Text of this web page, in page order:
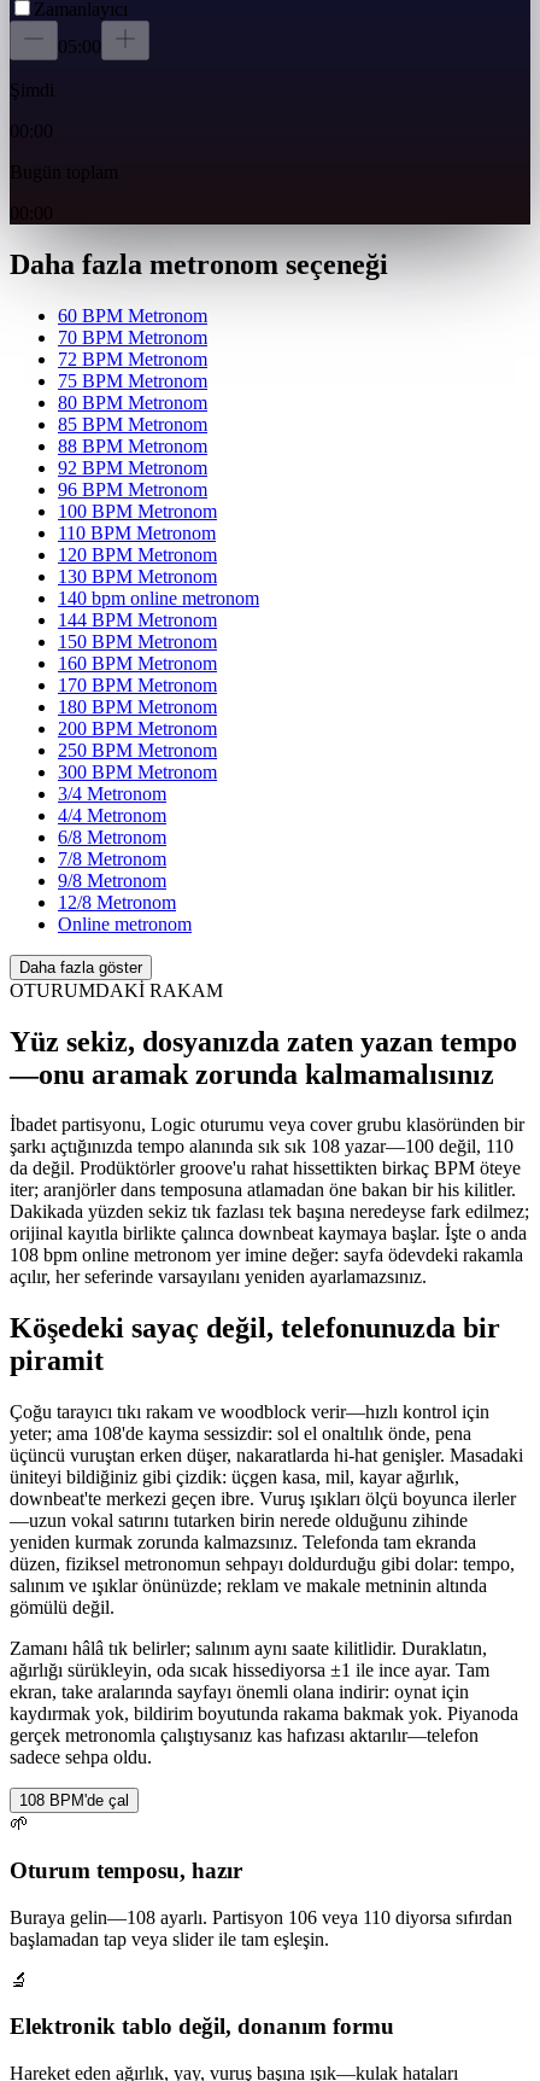
Zamanlayıcı
05:00
Şimdi
00:00
Bugün toplam
00:00
Daha fazla metronom seçeneği
60 BPM Metronom
70 BPM Metronom
72 BPM Metronom
75 BPM Metronom
80 BPM Metronom
85 BPM Metronom
88 BPM Metronom
92 BPM Metronom
96 BPM Metronom
100 BPM Metronom
110 BPM Metronom
120 BPM Metronom
130 BPM Metronom
140 bpm online metronom
144 BPM Metronom
150 BPM Metronom
160 BPM Metronom
170 BPM Metronom
180 BPM Metronom
200 BPM Metronom
250 BPM Metronom
300 BPM Metronom
3/4 Metronom
4/4 Metronom
6/8 Metronom
7/8 Metronom
9/8 Metronom
12/8 Metronom
Online metronom
Daha fazla göster
OTURUMDAKİ RAKAM
Yüz sekiz, dosyanızda zaten yazan tempo
—onu aramak zorunda kalmamalısınız
İbadet partisyonu, Logic oturumu veya cover grubu klasöründen bir
şarkı açtığınızda tempo alanında sık sık 108 yazar—100 değil, 110
da değil. Prodüktörler groove'u rahat hissettikten birkaç BPM öteye
iter; aranjörler dans temposuna atlamadan öne bakan bir his kilitler.
Dakikada yüzden sekiz tık fazlası tek başına neredeyse fark edilmez;
orijinal kayıtla birlikte çalınca downbeat kaymaya başlar. İşte o anda
108 bpm online metronom yer imine değer: sayfa ödevdeki rakamla
açılır, her seferinde varsayılanı yeniden ayarlamazsınız.
Köşedeki sayaç değil, telefonunuzda bir
piramit
Çoğu tarayıcı tıkı rakam ve woodblock verir—hızlı kontrol için
yeter; ama 108'de kayma sessizdir: sol el onaltılık önde, pena
üçüncü vuruştan erken düşer, nakaratlarda hi-hat genişler. Masadaki
üniteyi bildiğiniz gibi çizdik: üçgen kasa, mil, kayar ağırlık,
downbeat'te merkezi geçen ibre. Vuruş ışıkları ölçü boyunca ilerler
—uzun vokal satırını tutarken birin nerede olduğunu zihinde
yeniden kurmak zorunda kalmazsınız. Telefonda tam ekranda
düzen, fiziksel metronomun sehpayı doldurduğu gibi dolar: tempo,
salınım ve ışıklar önünüzde; reklam ve makale metninin altında
gömülü değil.
Zamanı hâlâ tık belirler; salınım aynı saate kilitlidir. Duraklatın,
ağırlığı sürükleyin, oda sıcak hissediyorsa ±1 ile ince ayar. Tam
ekran, take aralarında sayfayı önemli olana indirir: oynat için
kaydırmak yok, bildirim boyutunda rakama bakmak yok. Piyanoda
gerçek metronomla çalıştıysanız kas hafızası aktarılır—telefon
sadece sehpa oldu.
108 BPM'de çal
🌱
Oturum temposu, hazır
Buraya gelin—108 ayarlı. Partisyon 106 veya 110 diyorsa sıfırdan
başlamadan tap veya slider ile tam eşleşin.
🔬
Elektronik tablo değil, donanım formu
Hareket eden ağırlık, yay, vuruş başına ışık—kulak hataları